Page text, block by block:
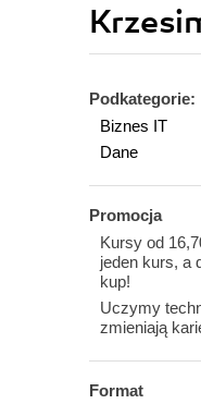
Podkategorie:
Biznes IT
Dane
Promocja
Kursy od
jeden kurs, a
kup!
Uczymy
zmieniają
Format